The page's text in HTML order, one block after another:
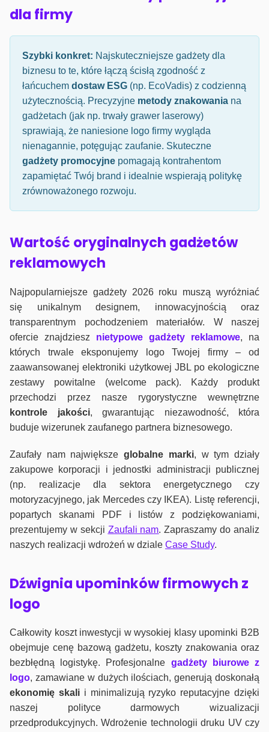
dla firmy
Szybki konkret: Najskuteczniejsze gadżety dla
biznesu to te, które łączą ścisłą zgodność z
łańcuchem dostaw ESG (np. EcoVadis) z codzienną
użytecznością. Precyzyjne metody znakowania na
gadżetach (jak np. trwały grawer laserowy)
sprawiają, że naniesione logo firmy wygląda
nienagannie, potęgując zaufanie. Skuteczne
gadżety promocyjne pomagają kontrahentom
zapamiętać Twój brand i idealnie wspierają politykę
zrównoważonego rozwoju.
Wartość oryginalnych gadżetów
reklamowych
Najpopularniejsze gadżety 2026 roku muszą wyróżniać
się unikalnym designem, innowacyjnością oraz
transparentnym pochodzeniem materiałów. W naszej
ofercie znajdziesz nietypowe gadżety reklamowe, na
których trwale eksponujemy logo Twojej firmy – od
zaawansowanej elektroniki użytkowej JBL po ekologiczne
zestawy powitalne (welcome pack). Każdy produkt
przechodzi przez nasze rygorystyczne wewnętrzne
kontrole jakości, gwarantując niezawodność, która
buduje wizerunek zaufanego partnera biznesowego.
Zaufały nam największeglobalne marki, w tym działy
zakupowe korporacji i jednostki administracji publicznej
(np. realizacje dla sektora energetycznego czy
motoryzacyjnego, jak Mercedes czy IKEA). Listę referencji,
popartych skanami PDF i listów z podziękowaniami,
prezentujemy w sekcji Zaufali nam. Zapraszamy do analiz
naszych realizacji wdrożeń w dziale Case Study.
Dźwignia upominków firmowych z
logo
Całkowity koszt inwestycji w wysokiej klasy upominki B2B
obejmuje cenę bazową gadżetu, koszty znakowania oraz
bezbłędną logistykę. Profesjonalne gadżety biurowe z
logo, zamawiane w dużych ilościach, generują doskonałą
ekonomię skalii minimalizują ryzyko reputacyjne dzięki
naszej polityce darmowych wizualizacji
przedprodukcyjnych. Wdrożenie technologii druku UV czy